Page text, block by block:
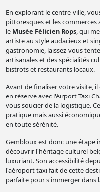
En explorant le centre-ville,
pittoresques et les commerces
le Musée Félicien Rops, qui
artiste au style audacieux et
gastronomie, laissez-vous
artisanales et des spécialités
bistrots et restaurants locaux.
Avant de finaliser votre visite,
en réserve avec l'Airport Taxi
vous soucier de la logistique.
pratique mais aussi
en toute sérénité.
Gembloux est donc une étape
découvrir l'héritage culturel
luxuriant. Son accessibilité
l'aéroport taxi fait de cette
parfaite pour s'immerger dans